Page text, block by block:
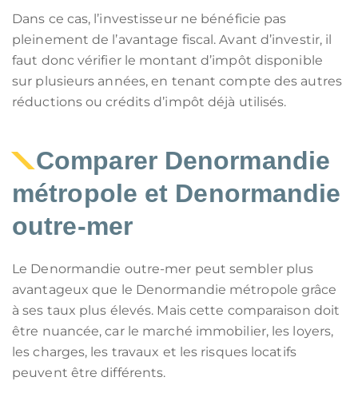
Dans ce cas, l’investisseur ne bénéficie pas
pleinement de l’avantage fiscal. Avant d’investir, il
faut donc vérifier le montant d’impôt disponible
sur plusieurs années, en tenant compte des autres
réductions ou crédits d’impôt déjà utilisés.
Comparer Denormandie
métropole et Denormandie
outre-mer
Le Denormandie outre-mer peut sembler plus
avantageux que le Denormandie métropole grâce
à ses taux plus élevés. Mais cette comparaison doit
être nuancée, car le marché immobilier, les loyers,
les charges, les travaux et les risques locatifs
peuvent être différents.